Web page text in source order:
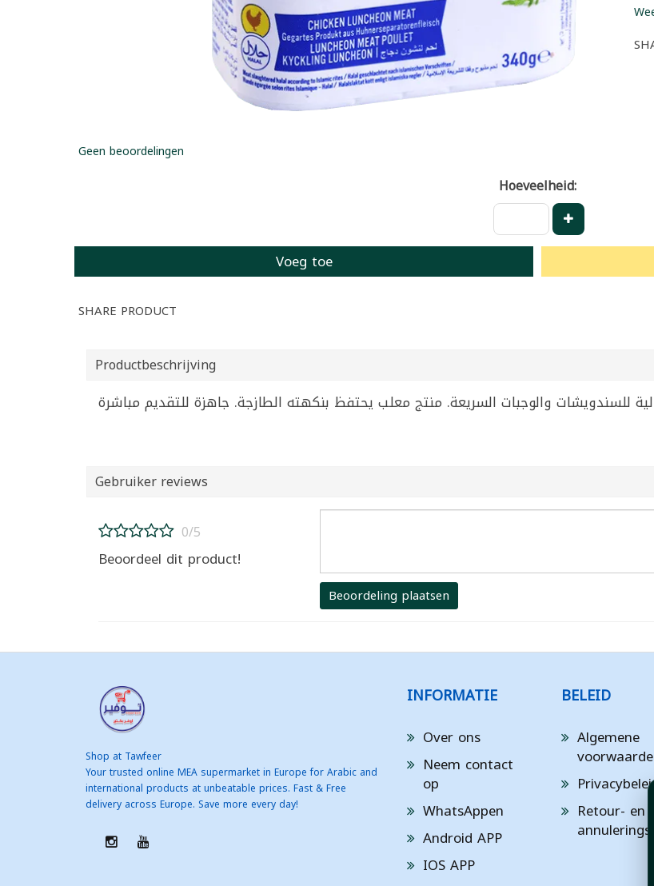
Geen beoordelingen
Hoeveelheid:
Voeg toe
SHARE PRODUCT
Productbeschrijving
Gebruiker reviews
0/5
Beoordeel dit product!
Beoordeling plaatsen
Shop at Tawfeer
Your trusted online MEA supermarket in Europe for Arabic and
international products at unbeatable prices. Fast & Free
delivery across Europe. Save more every day!
INFORMATIE
Over ons
Neem contact
op
WhatsAppen
Android APP
IOS APP
BELEID
Algemene
Retour- en